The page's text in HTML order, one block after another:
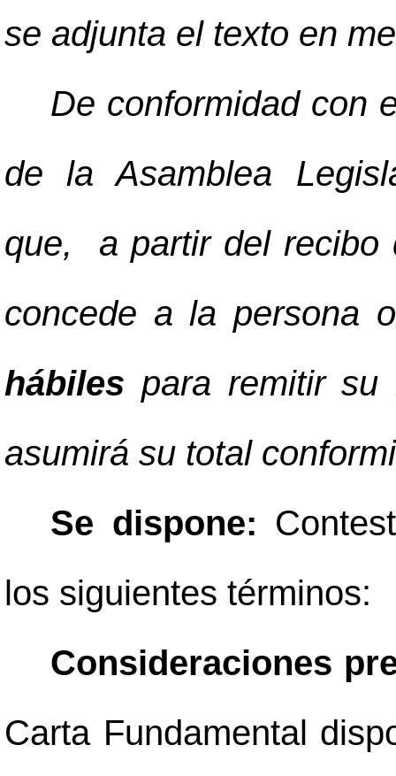
se adjunta el texto en
De conformidad con
de la Asamblea
que, a partir del recibo
concede a la persona
hábiles para remitir
asumirá su total
Se dispone:
los siguientes términos:
Consideraciones
Carta Fundamental